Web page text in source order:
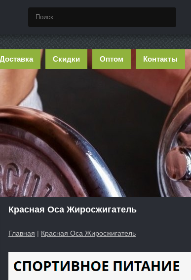
Скидки Оптом Контакты
Красная Оса Жиросжигатель
Главная | Красная Оса Жиросжигатель